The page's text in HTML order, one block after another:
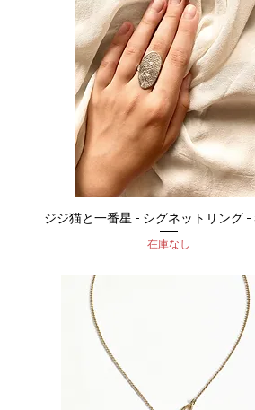
クイックビュー
ジジ猫と一番星 - シグネットリング -
在庫なし